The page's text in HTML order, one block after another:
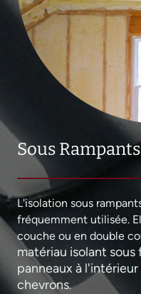
Sous Rampants
L'isolation sous
fréquemment utilisée.
couche ou en double
matériau isolant
panneaux à
chevrons.